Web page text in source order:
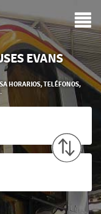
EVANS
HORARIOS, TELÉFONOS,